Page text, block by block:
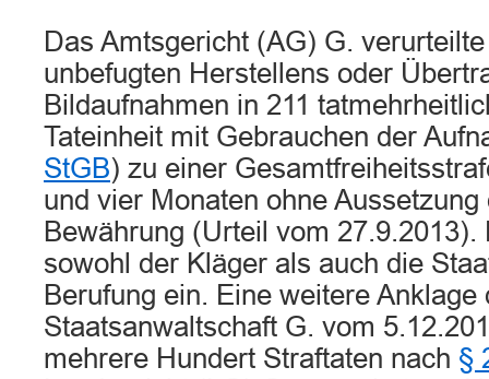
Das Amtsgericht (AG) G.
unbefugten Herstellens oder
Bildaufnahmen in 211
Tateinheit mit Gebrauchen der
StGB) zu einer
und vier Monaten ohne
Bewährung (Urteil vom 27.9.2013).
sowohl der Kläger als auch die
Berufung ein. Eine weitere Anklage
Staatsanwaltschaft G. vom
mehrere Hundert Straftaten nach §